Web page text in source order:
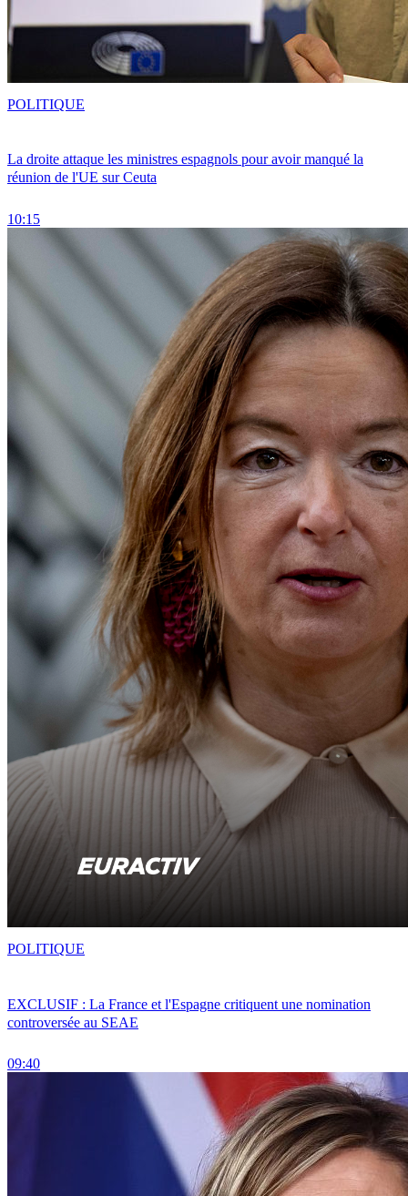
La droite attaque les ministres espagnols pour avoir manqué la
réunion de l'UE sur Ceuta
10:15
POLITIQUE
EXCLUSIF : La France et l'Espagne critiquent une nomination
controversée au SEAE
09:40
POLITIQUE